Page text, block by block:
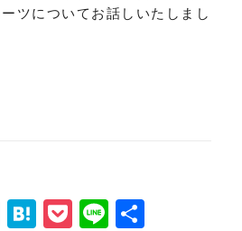
ツについてお話しいたしまし
Facebook
HatenaPocket
Line